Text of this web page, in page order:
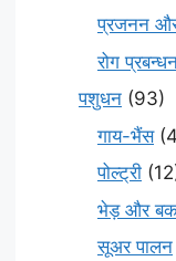
प्रजनन
रोग
पशुधन (93)
गाय-भैंस
पोल्ट्री
भेड़ और
सूअर पालन